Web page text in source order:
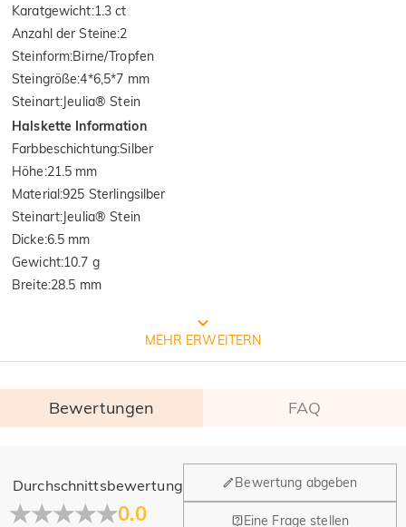
Karatgewicht:1.3 ct
Anzahl der Steine:2
Steinform:Birne/Tropfen
Steingröße:4*6,5*7 mm
Steinart:Jeulia® Stein
Halskette Information
Farbbeschichtung:Silber
Höhe:21.5 mm
Material:925 Sterlingsilber
Steinart:Jeulia® Stein
Dicke:6.5 mm
Gewicht:10.7 g
Breite:28.5 mm
Von der internationalen Institution
SGS: Das weltweit größte und älteste multinationale Unternehmen
für Produktqualitätskontrolle und technische Identifizierung.
von Nickel: Pass
MEHR ERWEITERN
Bewertungen FAQ
Durchschnittsbewertung
0.0
Bewertung abgeben
Eine Frage stellen
Allgemein
Wo befindet sich Ihr Unternehmen?